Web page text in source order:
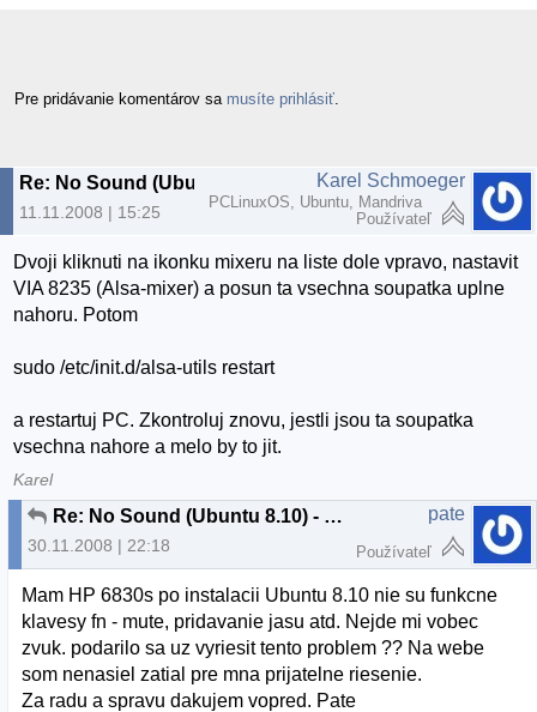
Pre pridávanie komentárov sa musíte prihlásiť
11.11.2008 | 15:25
Karel Schmoeger
PCLinuxOS, Ubuntu, Mandriva
Používateľ
Dvoji kliknuti na ikonku mixeru na liste dole vpravo, nastavit
VIA 8235 (Alsa-mixer) a posun ta vsechna soupatka uplne
nahoru. Potom
sudo /etc/init.d/alsa-utils restart
a restartuj PC. Zkontroluj znovu, jestli jsou ta soupatka
vsechna nahore a melo by to jit.
Karel
Re: No Sound (Ubuntu 8.10) - Intel 82801I ICH9
30.11.2008 | 22:18
pate
Používateľ
Mam HP 6830s po instalacii Ubuntu 8.10 nie su funkcne
klavesy fn - mute, pridavanie jasu atd. Nejde mi vobec
zvuk. podarilo sa uz vyriesit tento problem ?? Na webe
som nenasiel zatial pre mna prijatelne riesenie.
Za radu a spravu dakujem vopred. Pate